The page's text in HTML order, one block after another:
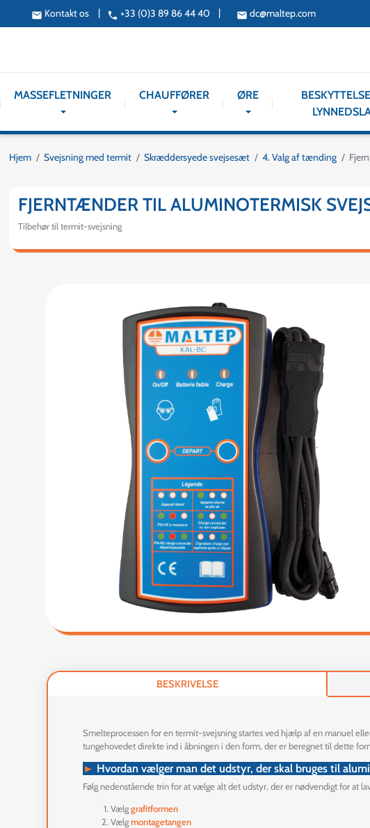
email Kontakt os | phone +33 (0)3 89 86 44 40 | email dc@maltep.com
MASSEFLETNINGER CHAUFFØRER ØRE
Hjem Svejsning med termit Skræddersyede svejsesæt 4. Valg af tænding
FJERNTÆNDER TIL ALUMINOTERMISK
Tilbehør til termit-svejsning
BESKRIVELSE
Smelteprocessen for en termit-svejsning startes ved hjælp af en manuel
tungehovedet direkte ind i åbningen i den form, der er beregnet til dette
► Hvordan vælger man det udstyr, der skal bruges til
Følg nedenstående trin for at vælge alt det udstyr, der er nødvendigt for at
Vælggrafitformen
Vælgmontagetangen